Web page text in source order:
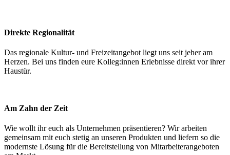
Direkte Regionalität
Das regionale Kultur- und Freizeitangebot liegt uns seit jeher am
Herzen. Bei uns finden eure Kolleg:innen Erlebnisse direkt vor ihrer
Haustür.
Am Zahn der Zeit
Wie wollt ihr euch als Unternehmen präsentieren? Wir arbeiten
gemeinsam mit euch stetig an unseren Produkten und liefern so die
modernste Lösung für die Bereitstellung von Mitarbeiterangeboten